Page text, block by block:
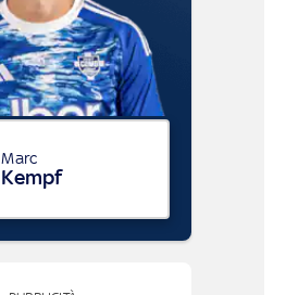
Marc
Kempf